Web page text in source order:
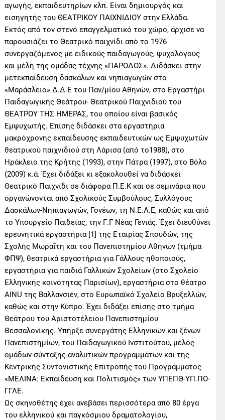
αγωγής, εκπαιδευτηρίων κλπ. Είναι δημιουργός και
εισηγητής του ΘΕΑΤΡΙΚΟΥ ΠΑΙΧΝΙΔΙΟΥ στην Ελλάδα.
Εκτός από τον στενό επαγγελματικό του χώρο, άρχισε να
παρουσιάζει το Θεατρικό παιχνίδι από το 1976
συνεργαζόμενος με ειδικούς παιδαγωγούς, ψυχολόγους
και μέλη της ομάδας τέχνης «ΠΑΡΟΔΟΣ». Διδάσκει στην
μετεκπαίδευση δασκάλων και νηπιαγωγών στο
«Μαράσλειο» Δ.Δ.Ε του Παν/μίου Αθηνών, στο Εργαστήρι
Παιδαγωγικής Θεάτρου- Θεατρικού Παιχνιδιού του
ΘΕΑΤΡΟΥ ΤΗΣ ΗΜΕΡΑΣ, του οποίου είναι βασικός
Εμψυχωτής. Επίσης διδάσκει στα εργαστήρια
μακρόχρονης εκπαίδευσης εκπαιδευτικών ως Εμψυχωτών
θεατρικού παιχνιδιού στη Λάρισα (από το1988), στο
Ηράκλειο της Κρήτης (1993), στην Πάτρα (1997), στο Βόλο
(2009) κ.ά. Έχει διδάξει κι εξακολουθεί να διδάσκει
Θεατρικό Παιχνίδι σε διάφορα Π.Ε.Κ και σε σεμινάρια που
οργανώνονται από Σχολικούς Συμβούλους, Συλλόγους
Δασκάλων-Νηπιαγωγών, Γονέων, τη Ν.Ε.Λ.Ε, καθώς και από
το Υπουργείο Παιδείας, την Γ.Γ Νέας Γενιάς. Έχει διευθύνει
ερευνητικά εργαστήρια [1] της Εταιρίας Σπουδών, της
Σχολής Μωραΐτη και του Πανεπιστημίου Αθηνών (τμήμα
ΦΠΨ), θεατρικά εργαστήρια για Γάλλους ηθοποιούς,
εργαστήρια για παιδιά Γαλλικών Σχολείων (στο Σχολείο
Ελληνικής κοινότητας Παρισίων), εργαστήρια στο θέατρο
ΑΙΝU της Βαλλανσιέν, στο Ευρωπαϊκό Σχολείο Βρυξελλών,
καθώς και στην Κύπρο. Έχει διδάξει επίσης στο τμήμα
Θεάτρου του Αριστοτέλειου Πανεπιστημίου
Θεσσαλονίκης. Υπήρξε συνεργάτης Ελληνικών και ξένων
Πανεπιστημίων, του Παιδαγωγικού Ινστιτούτου, μέλος
ομάδων σύνταξης αναλυτικών προγραμμάτων και της
Κεντρικής Συντονιστικής Επιτροπής του Προγράμματος
«ΜΕΛΙΝΑ: Εκπαίδευση και Πολιτισμός» των ΥΠΕΠΘ-ΥΠ.ΠΟ-
ΓΓΛΕ.
Ως σκηνοθέτης έχει ανεβάσει περισσότερα από 80 έργα
του ελληνικού και παγκόσμιου δραματολογίου,